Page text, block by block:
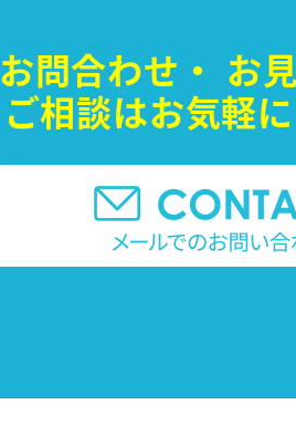
お問合わせ・ お
ご相談はお気軽に